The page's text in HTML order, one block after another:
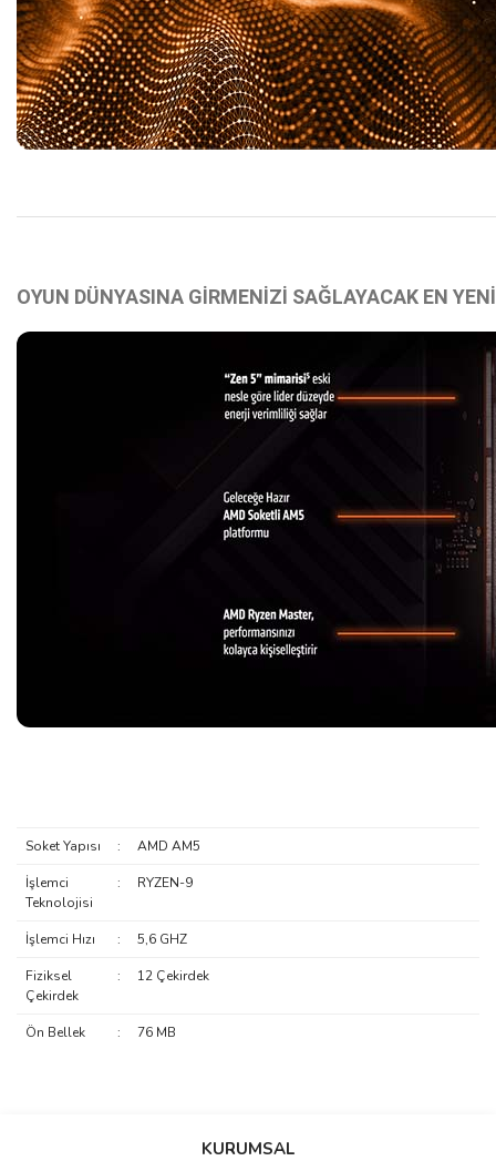
OYUN DÜNYASINA GİRMENİZİ SAĞLAYACAK EN
Soket Yapısı : AMD AM5
İşlemci
Teknolojisi
: RYZEN-9
İşlemci Hızı : 5,6 GHZ
Fiziksel
Çekirdek
: 12 Çekirdek
Ön Bellek : 76 MB
Bu ürüne ilk yorumu siz yapın!
KURUMSAL